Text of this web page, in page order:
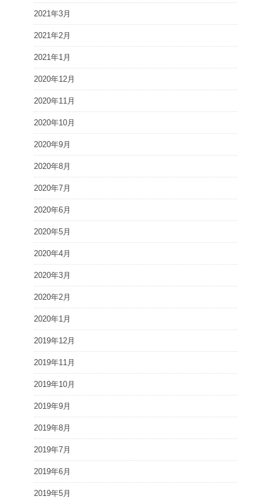
2021年3月
2021年2月
2021年1月
2020年12月
2020年11月
2020年10月
2020年9月
2020年8月
2020年7月
2020年6月
2020年5月
2020年4月
2020年3月
2020年2月
2020年1月
2019年12月
2019年11月
2019年10月
2019年9月
2019年8月
2019年7月
2019年6月
2019年5月